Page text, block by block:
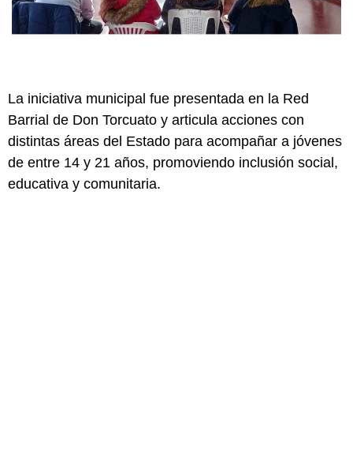
La iniciativa municipal fue presentada en la Red
Barrial de Don Torcuato y articula acciones con
distintas áreas del Estado para acompañar a jóvenes
de entre 14 y 21 años, promoviendo inclusión social,
educativa y comunitaria.